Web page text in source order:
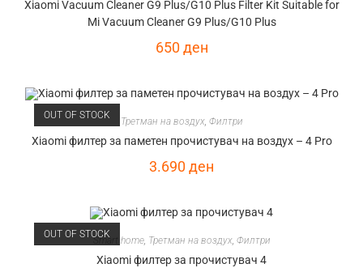
Xiaomi Vacuum Cleaner G9 Plus/G10 Plus Filter Kit Suitable for
Mi Vacuum Cleaner G9 Plus/G10 Plus
650ден
OUT OF STOCK
Третман на воздух, Филтри
Xiaomi филтер за паметен прочистувач на воздух – 4 Pro
3.690ден
OUT OF STOCK
Smart home, Третман на воздух, Филтри
Xiaomi филтер за прочистувач 4